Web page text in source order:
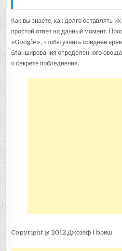
Как вы знаете, как долго оставлять
простой ответ на данный момент.
«Google», чтобы узнать среднее
бланширования определенного
о секрете побледнения.
Copyright @ 2012 Джозеф Пэриш